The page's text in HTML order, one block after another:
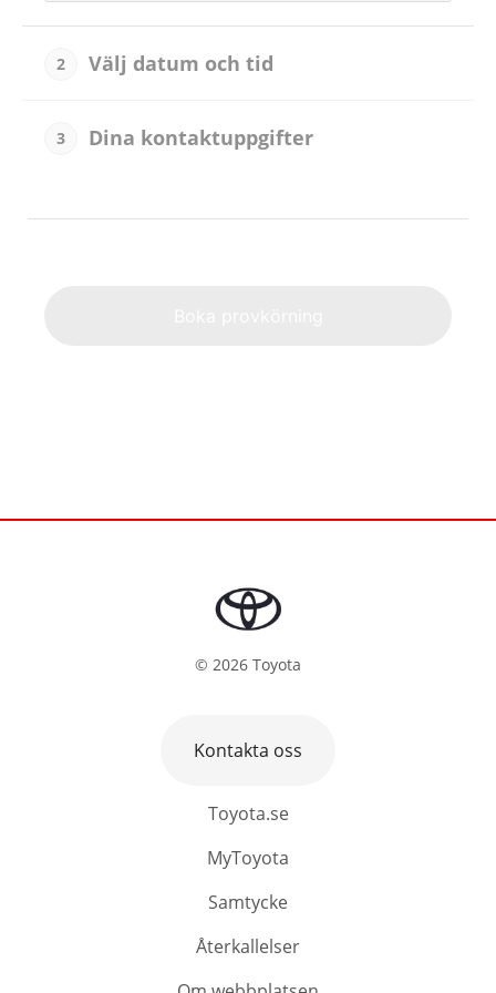
2 Välj datum och tid
3 Dina kontaktuppgifter
© 2026 Toyota
Toyota.se
MyToyota
Samtycke
Återkallelser
Kontakta oss